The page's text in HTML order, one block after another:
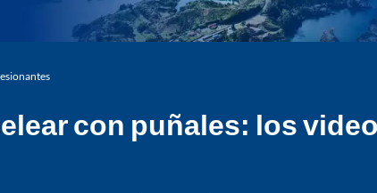
con puñales: los